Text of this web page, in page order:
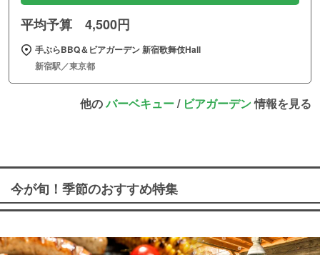
平均予算 4,500円
手ぶらBBQ＆ビアガーデン 新宿歌舞伎Hall
新宿駅／東京都
他のバーベキュー/ ビアガーデン情報を見る
今が旬！季節のおすすめ特集